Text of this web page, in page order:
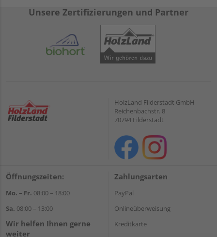
Unsere Zertifizierungen und Partner
HolzLand Filderstadt GmbH
Reichenbachstr. 8
70794 Filderstadt
Öffnungszeiten:
Mo. – Fr. 08:00 – 18:00
Sa. 08:00 – 13:00
Wir helfen Ihnen gerne
weiter
Zahlungsarten
PayPal
Onlineüberweisung
Kreditkarte